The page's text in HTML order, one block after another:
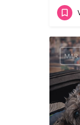
MAR